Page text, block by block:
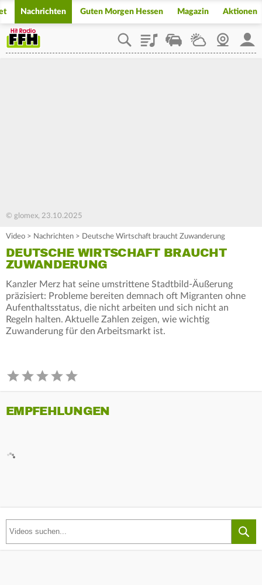
Nachrichten Guten Morgen Hessen Magazin Aktionen
PlaylistStaupilotWetterWebcam
© glomex, 23.10.2025
Video > Nachrichten > Deutsche Wirtschaft braucht Zuwanderung
DEUTSCHE WIRTSCHAFT BRAUCHT
ZUWANDERUNG
Kanzler Merz hat seine umstrittene Stadtbild-Äußerung
präzisiert: Probleme bereiten demnach oft Migranten ohne
Aufenthaltsstatus, die nicht arbeiten und sich nicht an
Regeln halten. Aktuelle Zahlen zeigen, wie wichtig
Zuwanderung für den Arbeitsmarkt ist.
EMPFEHLUNGEN